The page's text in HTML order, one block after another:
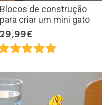
Blocos de construção
para criar um mini gato
29,99€